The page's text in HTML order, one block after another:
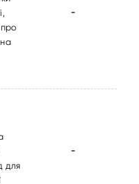
-
для
-